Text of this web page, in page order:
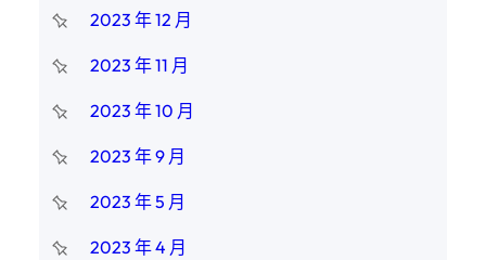
2023 年 12 月
2023 年 11 月
2023 年 10 月
2023 年 9 月
2023 年 5 月
2023 年 4 月